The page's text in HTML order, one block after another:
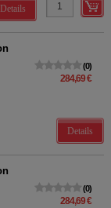
Details
0
284,69 €
Details
0
284,69 €